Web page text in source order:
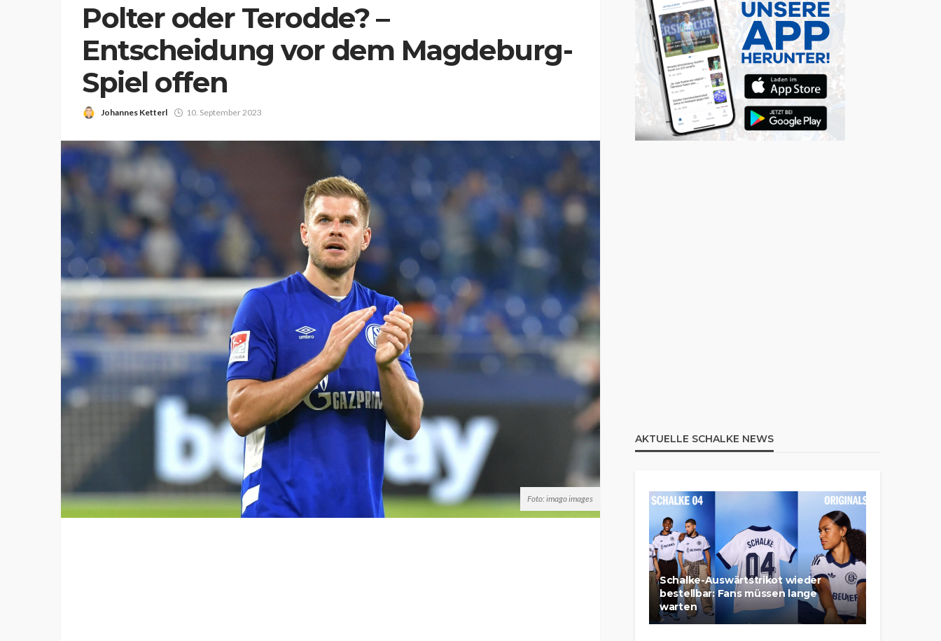
Polter oder Terodde? –
Entscheidung vor dem Magdeburg-
Spiel offen
Johannes Ketterl 10. September 2023
Foto: imago images
AKTUELLE SCHALKE NEWS
Schalke-Auswärtstrikot wieder
bestellbar: Fans müssen lange
warten